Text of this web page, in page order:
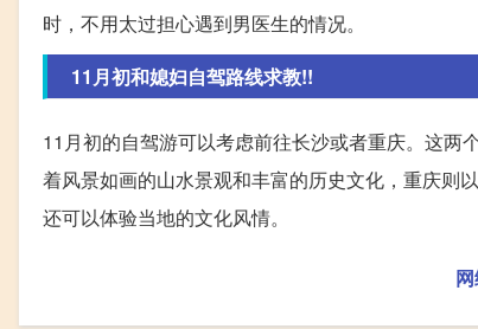
时，不用太过担心遇到男医生的情况。
11月初和媳妇自驾路线求教!!
11月初的自驾游可以考虑前往长沙或者重庆。这两
着风景如画的山水景观和丰富的历史文化，重庆则
还可以体验当地的文化风情。